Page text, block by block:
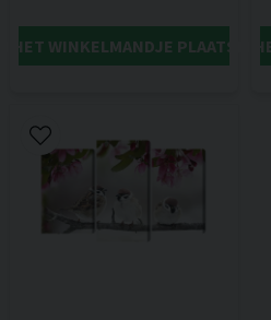
HET WINKELMANDJE PLAATSENIN